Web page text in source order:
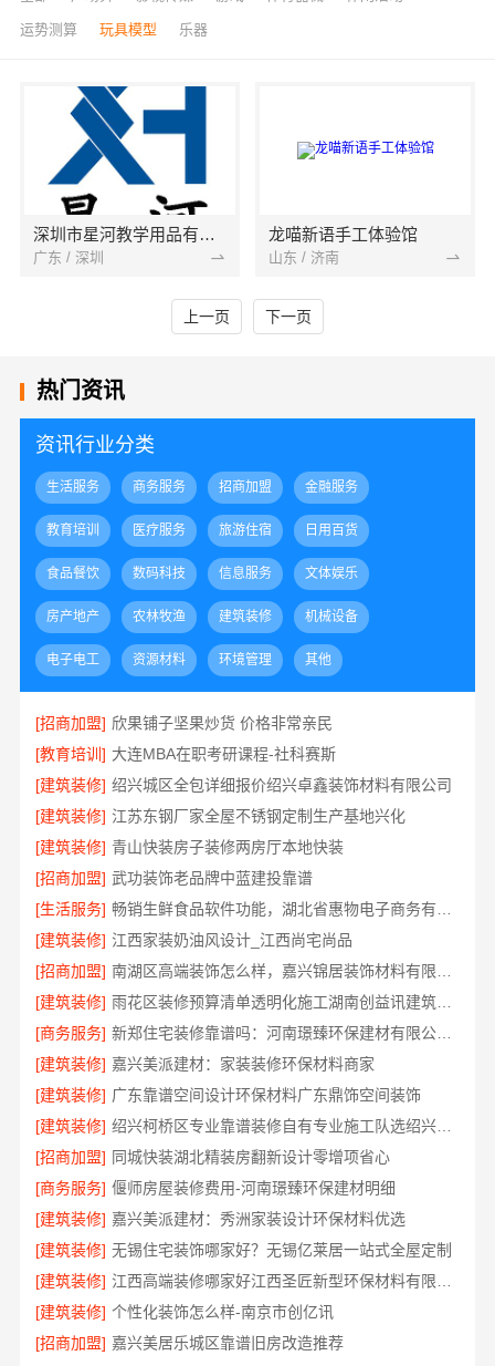
运势测算 玩具模型 乐器
深圳市星河教学用品有限公司
广东 / 深圳
龙喵新语手工体验馆
山东 / 济南
上一页 下一页
热门资讯
资讯行业分类
生活服务 商务服务 招商加盟 金融服务
教育培训 医疗服务 旅游住宿 日用百货
食品餐饮 数码科技 信息服务 文体娱乐
房产地产 农林牧渔 建筑装修 机械设备
电子电工 资源材料 环境管理 其他
[招商加盟] 欣果铺子坚果炒货 价格非常亲民
[教育培训] 大连MBA在职考研课程-社科赛斯
[建筑装修] 绍兴城区全包详细报价绍兴卓鑫装饰材料有限公司
[建筑装修] 江苏东钢厂家全屋不锈钢定制生产基地兴化
[建筑装修] 青山快装房子装修两房厅本地快装
[招商加盟] 武功装饰老品牌中蓝建投靠谱
[生活服务]
[建筑装修] 江西家装奶油风设计_江西尚宅尚品
[招商加盟]
[建筑装修]
雨花区装修预算清单透明化施工湖南创益讯建筑有限公司
[商务服务]
新郑住宅装修靠谱吗：河南璟臻环保建材有限公司一站式服务
[建筑装修] 嘉兴美派建材：家装装修环保材料商家
[建筑装修] 广东靠谱空间设计环保材料广东鼎饰空间装饰
[建筑装修]
绍兴柯桥区专业靠谱装修自有专业施工队选绍兴卓鑫
[招商加盟] 同城快装湖北精装房翻新设计零增项省心
[商务服务] 偃师房屋装修费用-河南璟臻环保建材明细
[建筑装修] 嘉兴美派建材：秀洲家装设计环保材料优选
[建筑装修] 无锡住宅装饰哪家好？无锡亿莱居一站式全屋定制
[建筑装修]
[建筑装修] 个性化装饰怎么样-南京市创亿讯
[招商加盟] 嘉兴美居乐城区靠谱旧房改造推荐